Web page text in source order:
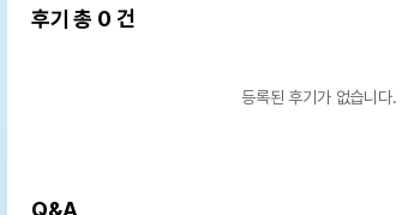
후기 총 0 건
등록된 후기가 없습니다.
Q&A